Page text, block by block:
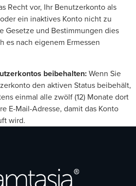
Recht vor, Ihr Benutzerkonto als
ein inaktives Konto nicht zu
Gesetze und Bestimmungen dies
es nach eigenem Ermessen
beibehalten: Wenn Sie
den aktiven Status beibehält,
einmal alle zwölf (12) Monate dort
E-Mail-Adresse, damit das Konto
wird.